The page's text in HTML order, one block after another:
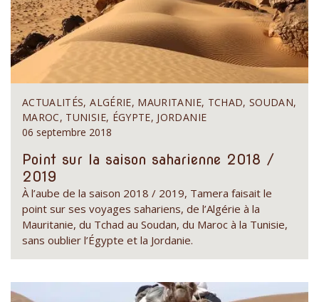
ACTUALITÉS, ALGÉRIE, MAURITANIE, TCHAD, SOUDAN,
MAROC, TUNISIE, ÉGYPTE, JORDANIE
06 septembre 2018
Point sur la saison saharienne 2018 /
2019
À l’aube de la saison 2018 / 2019, Tamera faisait le
point sur ses voyages sahariens, de l’Algérie à la
Mauritanie, du Tchad au Soudan, du Maroc à la Tunisie,
sans oublier l’Égypte et la Jordanie.